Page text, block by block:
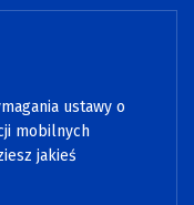
ustawy o
mobilnych
jakieś